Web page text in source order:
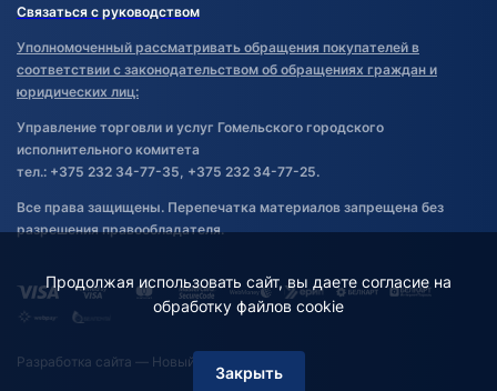
Связаться с руководством
Уполномоченный рассматривать обращения покупателей в
соответствии с законодательством об обращениях граждан и
юридических лиц:
Управление торговли и услуг Гомельского городского
исполнительного комитета
тел.: +375 232 34-77-35, +375 232 34-77-25.
Все права защищены. Перепечатка материалов запрещена без
разрешения правообладателя.
Разработка сайта — Новый Сайт
Продолжая использовать сайт, вы даете согласие на
обработку файлов cookie
Закрыть